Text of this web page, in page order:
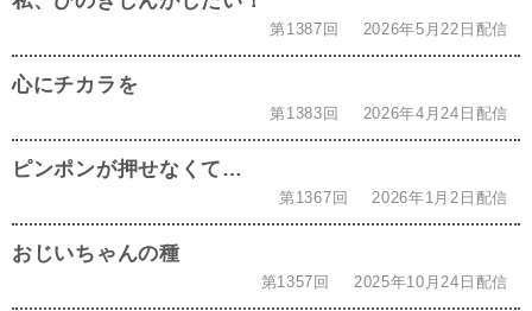
第1387回 2026年5月22日配信
心にチカラを
第1383回 2026年4月24日配信
ピンポンが押せなくて…
第1367回 2026年1月2日配信
おじいちゃんの種
第1357回 2025年10月24日配信